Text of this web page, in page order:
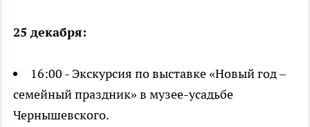
25 декабря:
16:00 - Экскурсия по выставке «Новый год –
семейный праздник» в музее-усадьбе
Чернышевского.